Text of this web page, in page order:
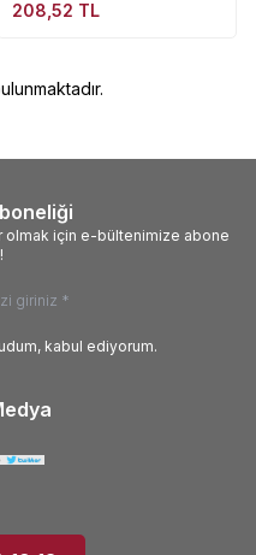
208,52 TL
olmak için e-bültenimize abone
kabul ediyorum.